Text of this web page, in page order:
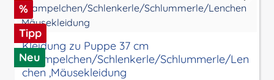
Rabatt
%
Tipp
Neu
Kleidung zu Puppe 37 cm
Strampelchen/Schlenkerle/Schlummerle/Len
chen ,Mäusekleidung